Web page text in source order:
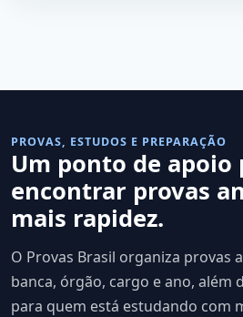
PROVAS, ESTUDOS E PREPARAÇÃO
Um ponto de apoio
encontrar provas
mais rapidez.
O Provas Brasil organiza provas
banca, órgão, cargo e ano, além
para quem está estudando com